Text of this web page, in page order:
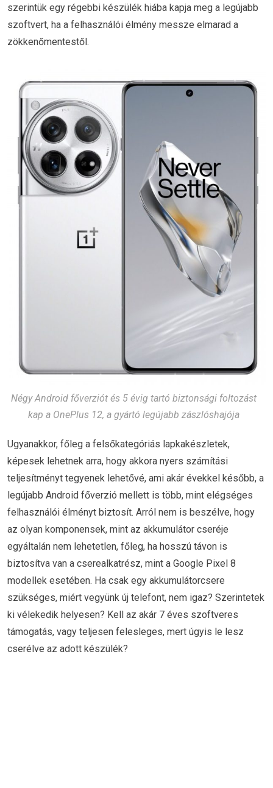
szerintük egy régebbi készülék hiába kapja meg a legújabb
szoftvert, ha a felhasználói élmény messze elmarad a
zökkenőmentestől.
Négy Android főverziót és 5 évig tartó biztonsági foltozást
kap a OnePlus 12, a gyártó legújabb zászlóshajója
Ugyanakkor, főleg a felsőkategóriás lapkakészletek,
képesek lehetnek arra, hogy akkora nyers számítási
teljesítményt tegyenek lehetővé, ami akár évekkel később, a
legújabb Android főverzió mellett is több, mint elégséges
felhasználói élményt biztosít. Arról nem is beszélve, hogy
az olyan komponensek, mint az akkumulátor cseréje
egyáltalán nem lehetetlen, főleg, ha hosszú távon is
biztosítva van a cserealkatrész, mint a Google Pixel 8
modellek esetében. Ha csak egy akkumulátorcsere
szükséges, miért vegyünk új telefont, nem igaz? Szerintetek
ki vélekedik helyesen? Kell az akár 7 éves szoftveres
támogatás, vagy teljesen felesleges, mert úgyis le lesz
cserélve az adott készülék?